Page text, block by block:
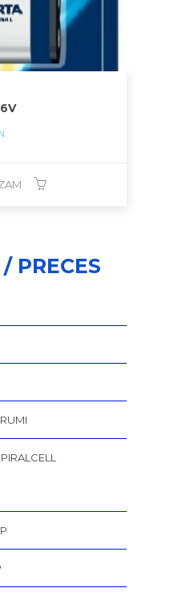
PRECES